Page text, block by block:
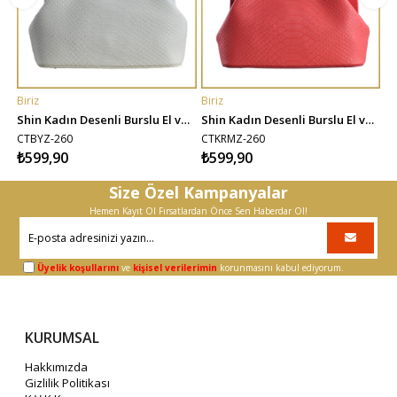
SEPETE EKLE
Biriz
Shin Kadın Desenli Burslu El ve Omuz Çantası - Beyaz
CTBYZ-260
₺599,90
SEPETE EKLE
Biriz
Shin Kadın Desenli Burslu El ve Omuz Çantası - Kırmızı
CTKRMZ-260
₺599,90
Size Özel Kampanyalar
Hemen Kayıt Ol Fırsatlardan Önce Sen Haberdar Ol!
Üyelik koşullarını ve kişisel verilerimin korunmasını kabul ediyorum.
KURUMSAL
Hakkımızda
Gizlilik Politikası